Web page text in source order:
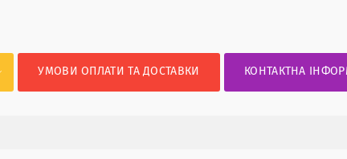
УМОВИ ОПЛАТИ ТА ДОСТАВКИ КОНТАКТНА